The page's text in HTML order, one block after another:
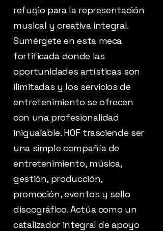
refugio para la representación
musical y creativa integral.
Sumérgete en esta meca
fortificada donde las
oportunidades artísticas son
ilimitadas y los servicios de
entretenimiento se ofrecen
con una profesionalidad
inigualable. HOF trasciende ser
una simple compañía de
entretenimiento, música,
gestión, producción,
promoción, eventos y sello
discográfico. Actúa como un
catalizador integral de apoyo